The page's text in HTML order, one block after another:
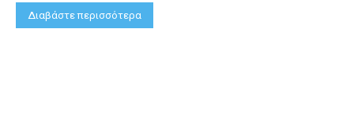
Διαβάστε περισσότερα